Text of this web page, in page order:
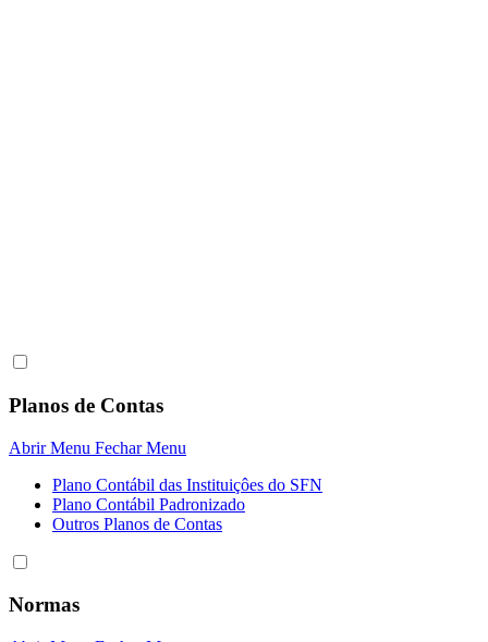
Planos de Contas
Abrir Menu Fechar Menu
Plano Contábil das Instituiçôes do SFN
Plano Contábil Padronizado
Outros Planos de Contas
Normas